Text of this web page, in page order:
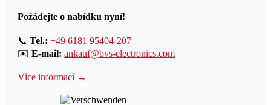
Požádejte o nabídku nyní!
📞 Tel.: +49 6181 95404-207
✉️ E-mail: ankauf@bvs-electronics.com
Více informací →